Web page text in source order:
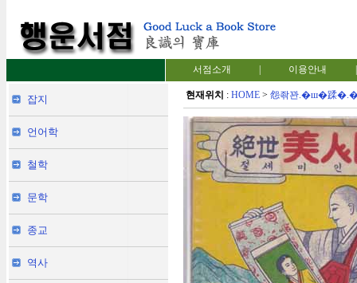
서점소개 이용안내
잡지
언어학
철학
문학
종교
역사
현재위치 : HOME> 怨좎꽌.�ш�蹂�.�